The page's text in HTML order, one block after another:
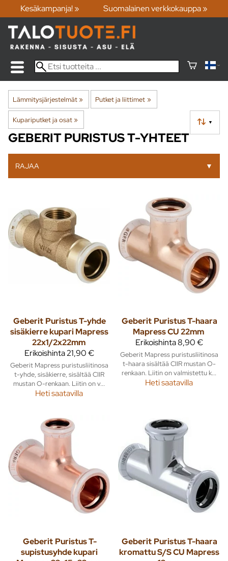
Kesäkampanja! » Suomalainen verkkokauppa »
Lämmitysjärjestelmät‪» Putket ja liittimet ‪»
Kupariputket ja osat‪» ▼
GEBERIT PURISTUS T-YHTEET
RAJAA ▼
Geberit Puristus T-yhde
sisäkierre kupari Mapress
22x1/2x22mm
Erikoishinta21,90 €
Geberit Mapress puristusliitinosa
t-yhde, sisäkierre, sisältää CIIR
mustan O-renkaan. Liitin on v...
Heti saatavilla
Geberit Puristus T-haara
Mapress CU 22mm
Erikoishinta8,90 €
Geberit Mapress puristusliitinosa
t-haara sisältää CIIR mustan O-
renkaan. Liitin on valmistettu k...
Heti saatavilla
Geberit Puristus T-
supistusyhde kupari
Geberit Puristus T-haara
kromattu S/S CU Mapress